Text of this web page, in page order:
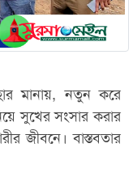
মানায়, নতুন করে
সুখের সংসার করার
জীবনে। বাস্তবতার